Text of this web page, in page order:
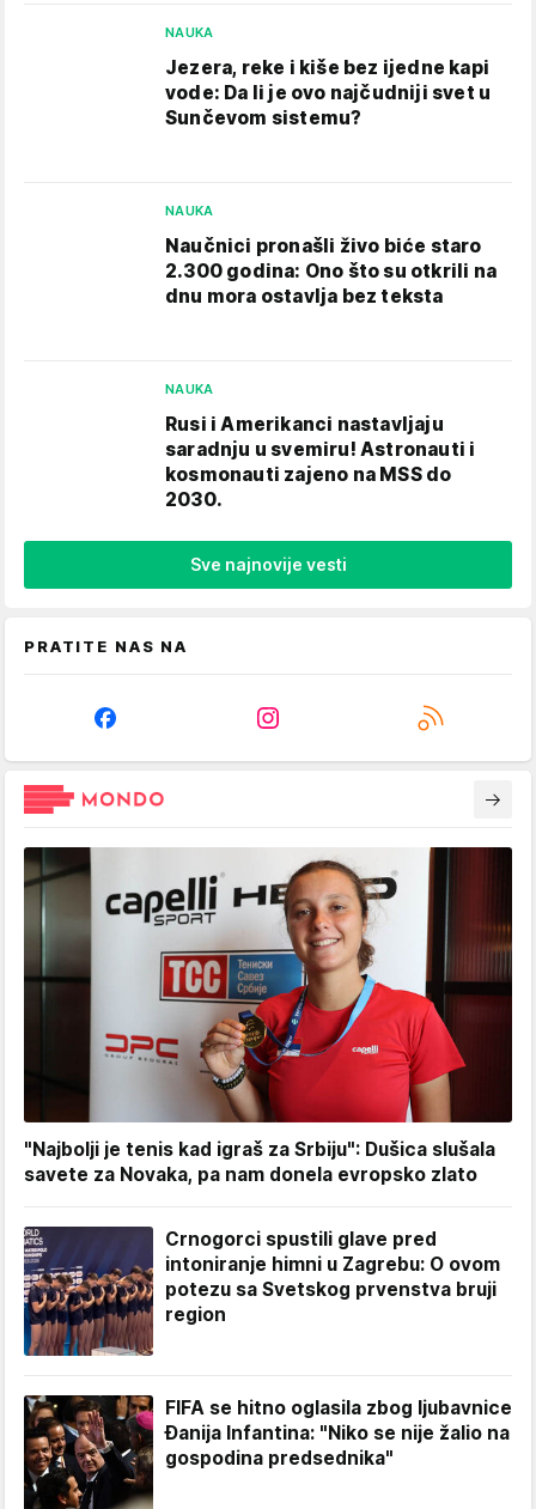
NAUKA
Jezera, reke i kiše bez ijedne kapi
vode: Da li je ovo najčudniji svet u
Sunčevom sistemu?
NAUKA
Naučnici pronašli živo biće staro
2.300 godina: Ono što su otkrili na
dnu mora ostavlja bez teksta
NAUKA
Rusi i Amerikanci nastavljaju
saradnju u svemiru! Astronauti i
kosmonauti zajeno na MSS do
2030.
Sve najnovije vesti
PRATITE NAS NA
"Najbolji je tenis kad igraš za Srbiju": Dušica slušala
savete za Novaka, pa nam donela evropsko zlato
Crnogorci spustili glave pred
intoniranje himni u Zagrebu: O ovom
potezu sa Svetskog prvenstva bruji
region
FIFA se hitno oglasila zbog ljubavnice
Đanija Infantina: "Niko se nije žalio na
gospodina predsednika"